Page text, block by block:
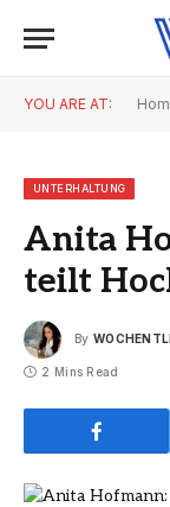
YOU ARE AT:
UNTERHALTUNG
Anita
teilt
By
2 Mins Read